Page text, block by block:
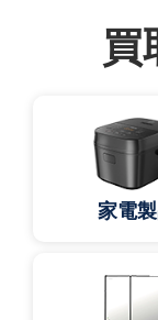
買
家電